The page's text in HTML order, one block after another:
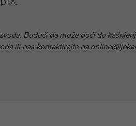
Budući da može doći do
ili nas kontaktirajte na